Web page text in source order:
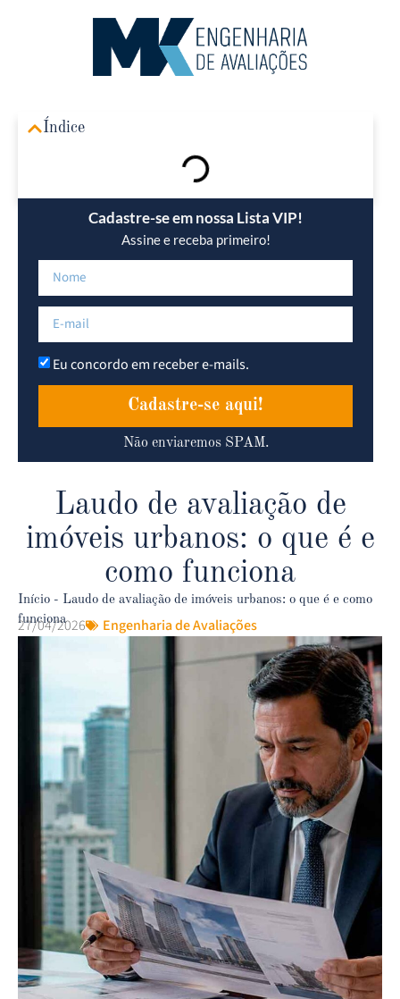
Índice
Cadastre-se em nossa Lista VIP!
Assine e receba primeiro!
Eu concordo em receber e-mails.
Cadastre-se aqui!
Não enviaremos SPAM.
Laudo de avaliação de
imóveis urbanos: o que é e
como funciona
Início - Laudo de avaliação de imóveis urbanos: o que é e como
funciona
27/04/2026 Engenharia de Avaliações